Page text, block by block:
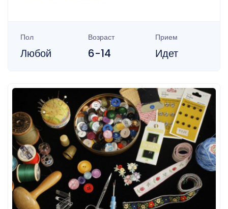
Пол
Любой
Возраст
6-14
Прием
Идет